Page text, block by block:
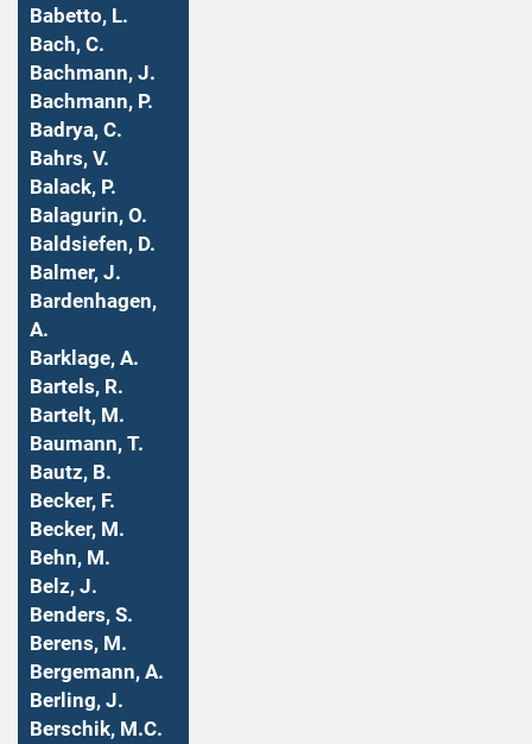
Babetto, L.
Bach, C.
Bachmann, J.
Bachmann, P.
Badrya, C.
Bahrs, V.
Balack, P.
Balagurin, O.
Baldsiefen, D.
Balmer, J.
Bardenhagen,
A.
Barklage, A.
Bartels, R.
Bartelt, M.
Baumann, T.
Bautz, B.
Becker, F.
Becker, M.
Behn, M.
Belz, J.
Benders, S.
Berens, M.
Bergemann, A.
Berling, J.
Berschik, M.C.